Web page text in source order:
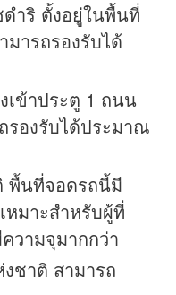
ำริ ตั้งอยู่ในพื้นที่
มารถรองรับได้
ข้าประตู 1 ถนน
รองรับได้ประมาณ
พื้นที่จอดรถนี้มี
มาะสำหรับผู้ที่
วามจุมากกว่า
ชาติ สามารถ